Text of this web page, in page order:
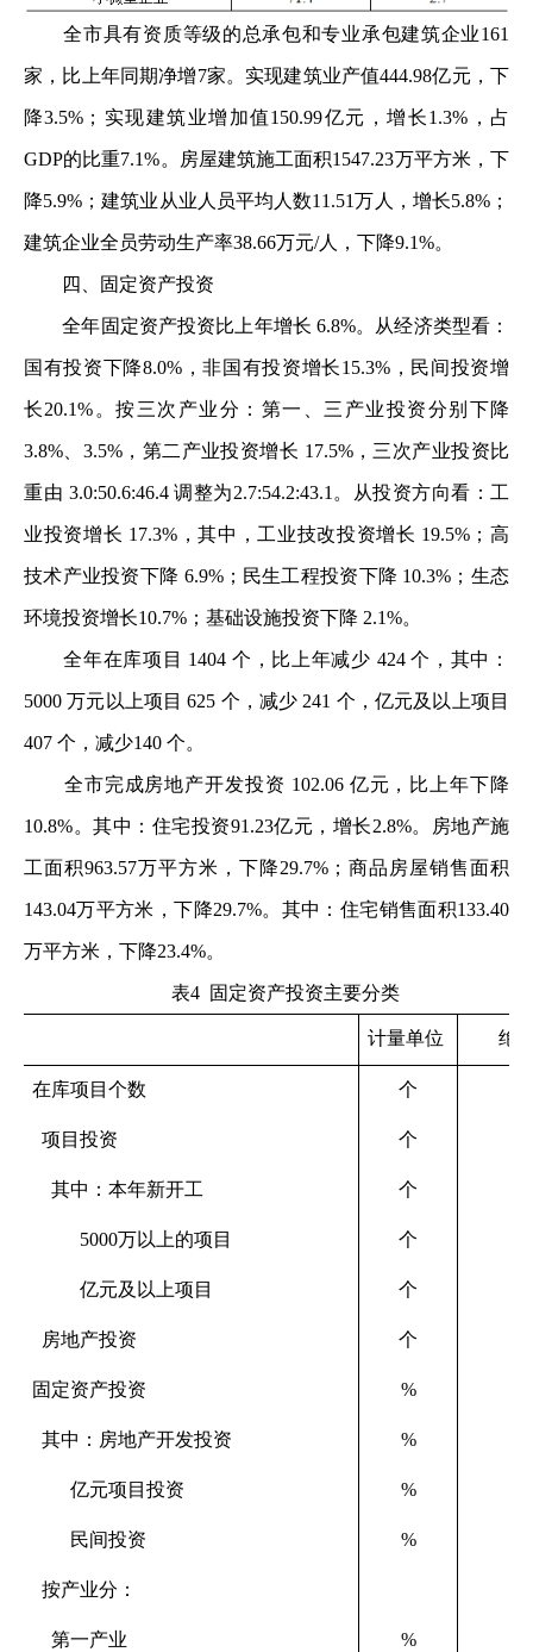
全市具有资质等级的总承包和专业承包建筑企业161
家，比上年同期净增7家。实现建筑业产值444.98亿元，下
降3.5%；实现建筑业增加值150.99亿元，增长1.3%，占
GDP的比重7.1%。房屋建筑施工面积1547.23万平方米，下
降5.9%；建筑业从业人员平均人数11.51万人，增长5.8%；
建筑企业全员劳动生产率38.66万元/人，下降9.1%。
四、固定资产投资
全年固定资产投资比上年增长 6.8%。从经济类型看：
国有投资下降8.0%，非国有投资增长15.3%，民间投资增
长20.1%。按三次产业分：第一、三产业投资分别下降
3.8%、3.5%，第二产业投资增长 17.5%，三次产业投资比
重由 3.0:50.6:46.4 调整为2.7:54.2:43.1。从投资方向看：工
业投资增长 17.3%，其中，工业技改投资增长 19.5%；高
技术产业投资下降 6.9%；民生工程投资下降 10.3%；生态
环境投资增长10.7%；基础设施投资下降 2.1%。
全年在库项目 1404 个，比上年减少 424 个，其中：
5000 万元以上项目 625 个，减少 241 个，亿元及以上项目
407 个，减少140 个。
全市完成房地产开发投资 102.06 亿元，比上年下降
10.8%。其中：住宅投资91.23亿元，增长2.8%。房地产施
工面积963.57万平方米，下降29.7%；商品房屋销售面积
143.04万平方米，下降29.7%。其中：住宅销售面积133.40
万平方米，下降23.4%。
表4 固定资产投资主要分类
计量单位 绝
在库项目个数 个
项目投资 个
其中：本年新开工 个
5000万以上的项目 个
亿元及以上项目 个
房地产投资 个
固定资产投资 %
其中：房地产开发投资 %
亿元项目投资 %
民间投资 %
按产业分：
第一产业 %